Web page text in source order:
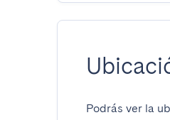
Podrás ver la